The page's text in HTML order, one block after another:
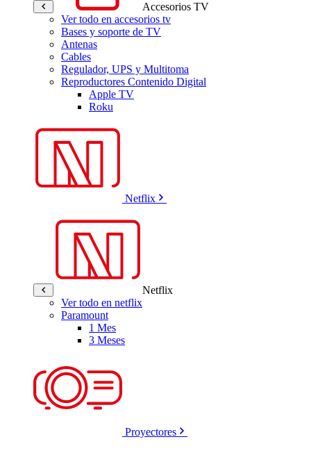
Accesorios TV
Ver todo en accesorios tv
Bases y soporte de TV
Antenas
Cables
Regulador, UPS y Multitoma
Reproductores Contenido Digital
Apple TV
Roku
Netflix
Netflix
Ver todo en netflix
Paramount
1 Mes
3 Meses
Proyectores